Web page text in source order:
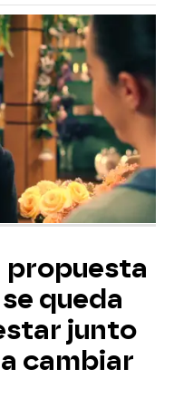
propuesta
queda
junto
cambiar